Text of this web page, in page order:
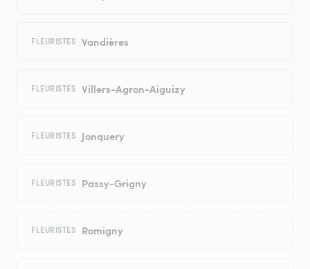
FLEURISTES Vandières
FLEURISTES Villers-Agron-Aiguizy
FLEURISTES Jonquery
FLEURISTES Passy-Grigny
FLEURISTES Romigny